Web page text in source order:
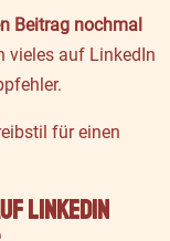
Beitrag nochmal
vieles auf LinkedIn
für einen
LinkedIn